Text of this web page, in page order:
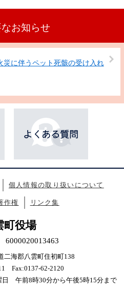
お知らせ
災に伴うペット死骸の受け入れ
個人情報の取り扱いについて
作権 リンク集
町役場
海郡八雲町住初町138
Fax:0137-62-2120
日 午前8時30分から午後5時15分まで